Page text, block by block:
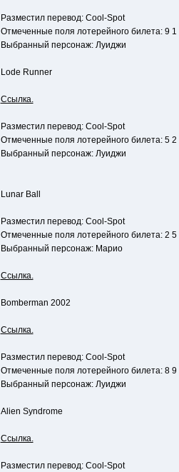
Разместил перевод: Cool-Spot
Отмеченные поля лотерейного билета: 9 1
Выбранный персонаж: Луиджи
Lode Runner
Ссылка.
Разместил перевод: Cool-Spot
Отмеченные поля лотерейного билета: 5 2
Выбранный персонаж: Луиджи
Lunar Ball
Разместил перевод: Cool-Spot
Отмеченные поля лотерейного билета: 2 5
Выбранный персонаж: Марио
Ссылка.
Bomberman 2002
Ссылка.
Разместил перевод: Cool-Spot
Отмеченные поля лотерейного билета: 8 9
Выбранный персонаж: Луиджи
Alien Syndrome
Ссылка.
Разместил перевод: Cool-Spot